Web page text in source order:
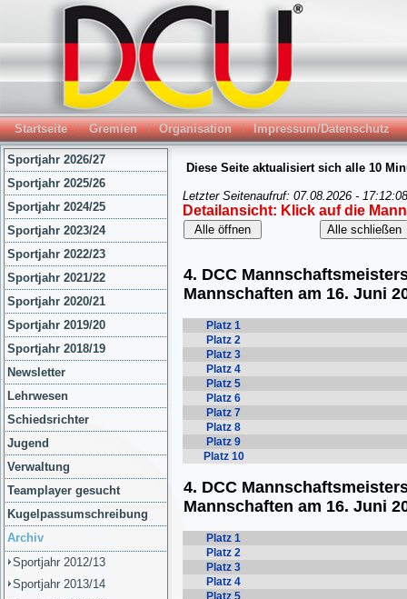
Startseite Gremien Organisation Impressum/Datenschutz
Sportjahr 2026/27
Sportjahr 2025/26
Sportjahr 2024/25
Sportjahr 2023/24
Sportjahr 2022/23
Sportjahr 2021/22
Sportjahr 2020/21
Sportjahr 2019/20
Sportjahr 2018/19
Newsletter
Lehrwesen
Schiedsrichter
Jugend
Verwaltung
Teamplayer gesucht
Kugelpassumschreibung
Archiv
Sportjahr 2012/13
Sportjahr 2013/14